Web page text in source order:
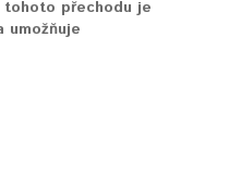
tohoto přechodu je
umožňuje